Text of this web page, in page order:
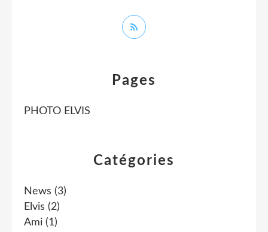
Catégories
News (3)
Elvis (2)
Ami (1)
Pages
PHOTO ELVIS